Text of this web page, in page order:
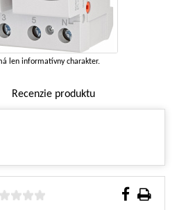
len informatívny charakter.
Recenzie produktu